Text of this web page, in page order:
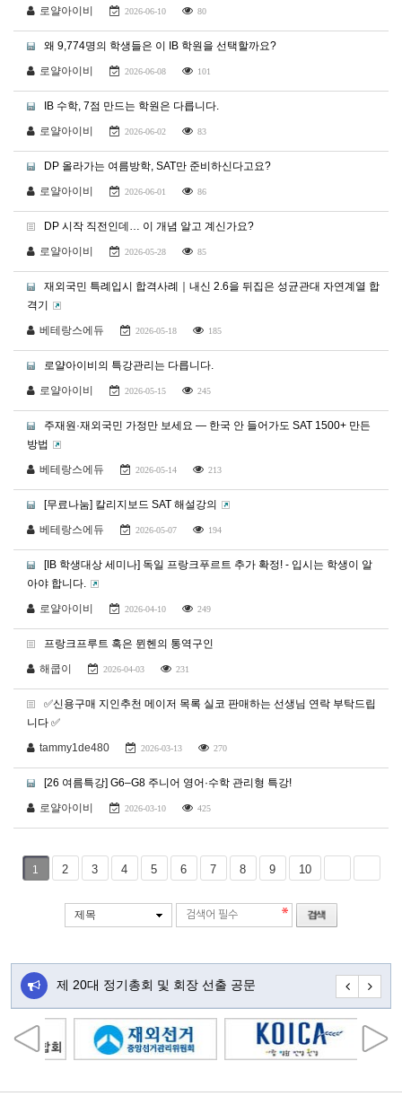
로얄아이비
2026-06-10 80
왜 9,774명의 학생들은 이 IB 학원을 선택할까요?
로얄아이비
2026-06-08 101
IB 수학, 7점 만드는 학원은 다릅니다.
로얄아이비
2026-06-02 83
DP 올라가는 여름방학, SAT만 준비하신다고요?
로얄아이비
2026-06-01 86
DP 시작 직전인데… 이 개념 알고 계신가요?
로얄아이비
2026-05-28 85
재외국민 특례입시 합격사례｜내신 2.6을 뒤집은 성균관대 자연계열 합
격기
베테랑스에듀
2026-05-18 185
로얄아이비의 특강관리는 다릅니다.
로얄아이비
2026-05-15 245
주재원·재외국민 가정만 보세요 — 한국 안 들어가도 SAT 1500+ 만든
방법
베테랑스에듀
2026-05-14 213
[무료나눔] 칼리지보드 SAT 해설강의
베테랑스에듀
2026-05-07 194
[IB 학생대상 세미나] 독일 프랑크푸르트 추가 확정! - 입시는 학생이 알
아야 합니다.
로얄아이비
2026-04-10 249
프랑크프루트 혹은 뮌헨의 통역구인
해쿱이
2026-04-03 231
✅신용구매 지인추천 메이저 목록 실코 판매하는 선생님 연락 부탁드립
니다 ✅
tammy1de480
2026-03-13 270
[26 여름특강] G6–G8 주니어 영어·수학 관리형 특강!
로얄아이비
2026-03-10 425
1 2 3 4 5 6 7 8 9 10
제목
제 20대 정기총회 및 회장 선출 공문 초대합니